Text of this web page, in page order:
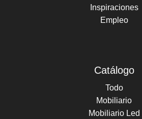
Inspiraciones
Empleo
Catálogo
Todo
Mobiliario
Mobiliario Led